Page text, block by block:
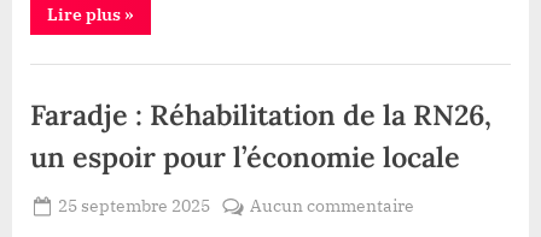
vigilance
accrue
à
des
Lire plus“Watsa
:
Careka
les
conducteurs
de
motos
autres
engins
»
,
Infrastructure
Faradje : Réhabilitation de la RN26,
un espoir pour l’économie locale
Posted
25 septembre 2025
Aucun commentaire